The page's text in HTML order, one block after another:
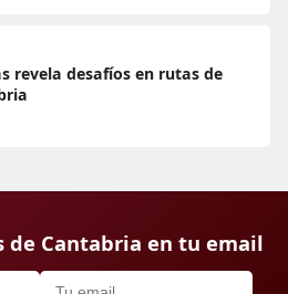
revela desafíos en rutas de
de Cantabria en tu email